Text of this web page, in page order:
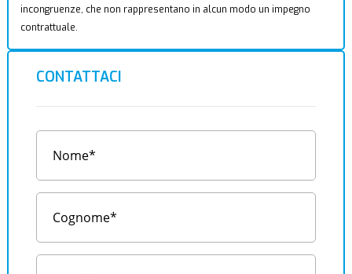
incongruenze, che non rappresentano in alcun modo un impegno
contrattuale.
CONTATTACI